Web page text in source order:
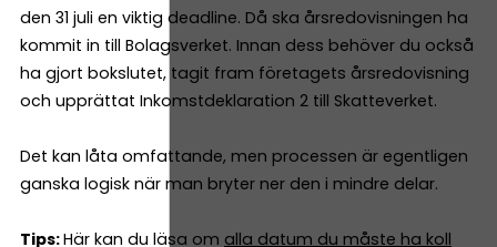
den 31 juli en viktig deadline. Då ska årsredovisningen ha
kommit in till Bolagsverket. Innan dess behöver du också
ha gjort bokslutet, tagit fram företagets årsredovisning
och upprättat Inkomstdeklaration 2 till Skatteverket.
Det kan låta omfattande, men processen är egentligen
ganska logisk när man bryter ner den i mindre delar.
Tips:Här kan du läsa om alla datum du måste ha koll